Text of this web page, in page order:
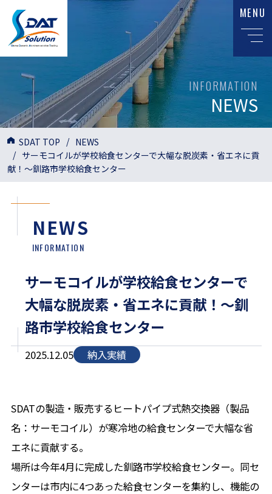
MENU
INFORMATION
NEWS
SDAT TOP
NEWS
サーモコイルが学校給食センターで大幅な脱炭素・省エネに貢
献！～釧路市学校給食センター
NEWS
INFORMATION
サーモコイルが学校給食センターで
大幅な脱炭素・省エネに貢献！～釧
路市学校給食センター
2025.12.05 納入実績
SDATの製造・販売するヒートパイプ式熱交換器（製品
名：サーモコイル）が寒冷地の給食センターで大幅な省
エネに貢献する。
場所は今年4月に完成した釧路市学校給食センター。同セ
ンターは市内に4つあった給食センターを集約し、機能の